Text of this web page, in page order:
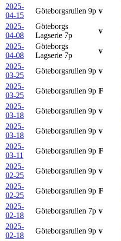
2025-
04-15
Göteborgsrullen 9p v
2025-
04-08
Göteborgs
Lagserie 7p
v
2025-
04-08
Göteborgs
Lagserie 7p
v
2025-
03-25
Göteborgsrullen 9p v
2025-
03-25
Göteborgsrullen 9p F
2025-
03-18
Göteborgsrullen 9p v
2025-
03-18
Göteborgsrullen 9p v
2025-
03-11
Göteborgsrullen 9p F
2025-
02-25
Göteborgsrullen 9p v
2025-
02-25
Göteborgsrullen 9p F
2025-
02-18
Göteborgsrullen 7p v
2025-
02-18
Göteborgsrullen 9p v